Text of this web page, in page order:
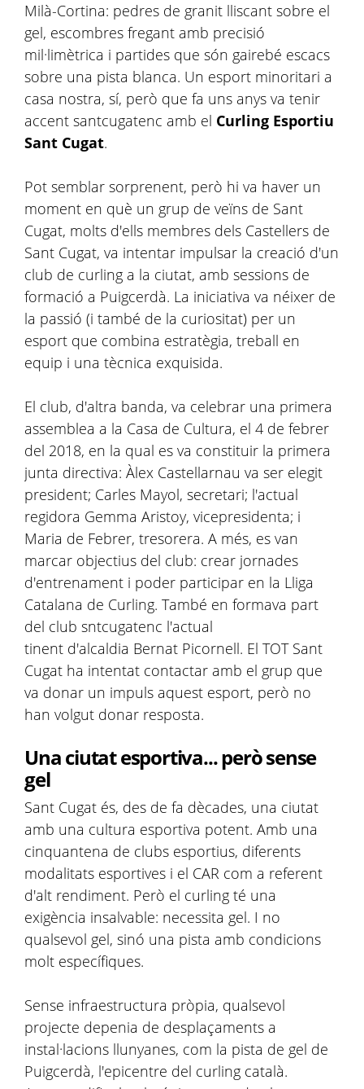
Milà-Cortina: pedres de granit lliscant sobre el
gel, escombres fregant amb precisió
mil·limètrica i partides que són gairebé escacs
sobre una pista blanca. Un esport minoritari a
casa nostra, sí, però que fa uns anys va tenir
accent santcugatenc amb el Curling Esportiu
Sant Cugat.
Pot semblar sorprenent, però hi va haver un
moment en què un grup de veïns de Sant
Cugat, molts d'ells membres dels Castellers de
Sant Cugat, va intentar impulsar la creació d'un
club de curling a la ciutat, amb sessions de
formació a Puigcerdà. La iniciativa va néixer de
la passió (i també de la curiositat) per un
esport que combina estratègia, treball en
equip i una tècnica exquisida.
El club, d'altra banda, va celebrar una primera
assemblea a la Casa de Cultura, el 4 de febrer
del 2018, en la qual es va constituir la primera
junta directiva: Àlex Castellarnau va ser elegit
president; Carles Mayol, secretari; l'actual
regidora Gemma Aristoy, vicepresidenta; i
Maria de Febrer, tresorera. A més, es van
marcar objectius del club: crear jornades
d'entrenament i poder participar en la Lliga
Catalana de Curling. També en formava part
del club sntcugatenc l'actual
tinent d'alcaldia Bernat Picornell. El TOT Sant
Cugat ha intentat contactar amb el grup que
va donar un impuls aquest esport, però no
han volgut donar resposta.
Una ciutat esportiva... però sense
gel
Sant Cugat és, des de fa dècades, una ciutat
amb una cultura esportiva potent. Amb una
cinquantena de clubs esportius, diferents
modalitats esportives i el CAR com a referent
d'alt rendiment. Però el curling té una
exigència insalvable: necessita gel. I no
qualsevol gel, sinó una pista amb condicions
molt específiques.
Sense infraestructura pròpia, qualsevol
projecte depenia de desplaçaments a
instal·lacions llunyanes, com la pista de gel de
Puigcerdà, l'epicentre del curling català.